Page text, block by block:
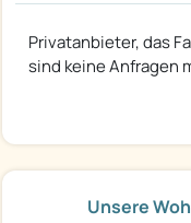
Privatanbieter, das
sind keine Anfragen
Unsere